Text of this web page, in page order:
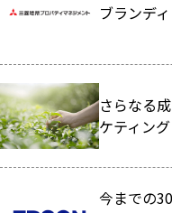
ブランデ
さらなる
ケティン
今までの